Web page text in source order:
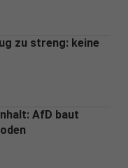
zu streng: keine
AfD baut